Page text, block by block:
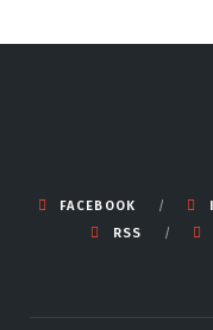
FACEBOOK
RSS